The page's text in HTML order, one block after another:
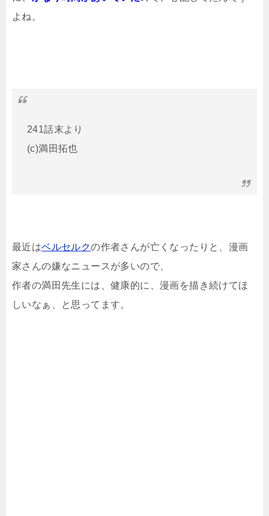
よね。
241話末より
(c)満田拓也
最近はベルセルクの作者さんが亡くなったりと、漫画
家さんの嫌なニュースが多いので、
作者の満田先生には、健康的に、漫画を描き続けてほ
しいなぁ、と思ってます。